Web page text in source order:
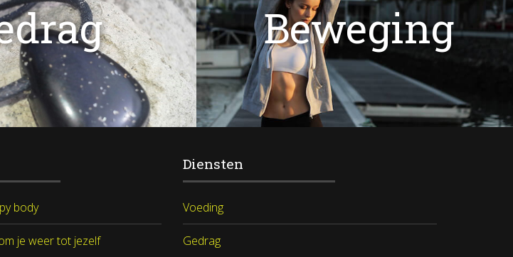
Beweging
body
je weer tot jezelf
Diensten
Voeding
Gedrag